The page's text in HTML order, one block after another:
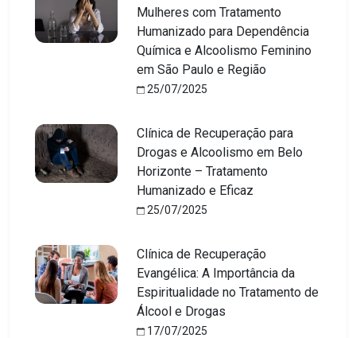
Mulheres com Tratamento
Humanizado para Dependência
Química e Alcoolismo Feminino
em São Paulo e Região
25/07/2025
Clínica de Recuperação para
Drogas e Alcoolismo em Belo
Horizonte – Tratamento
Humanizado e Eficaz
25/07/2025
Clínica de Recuperação
Evangélica: A Importância da
Espiritualidade no Tratamento de
Álcool e Drogas
17/07/2025